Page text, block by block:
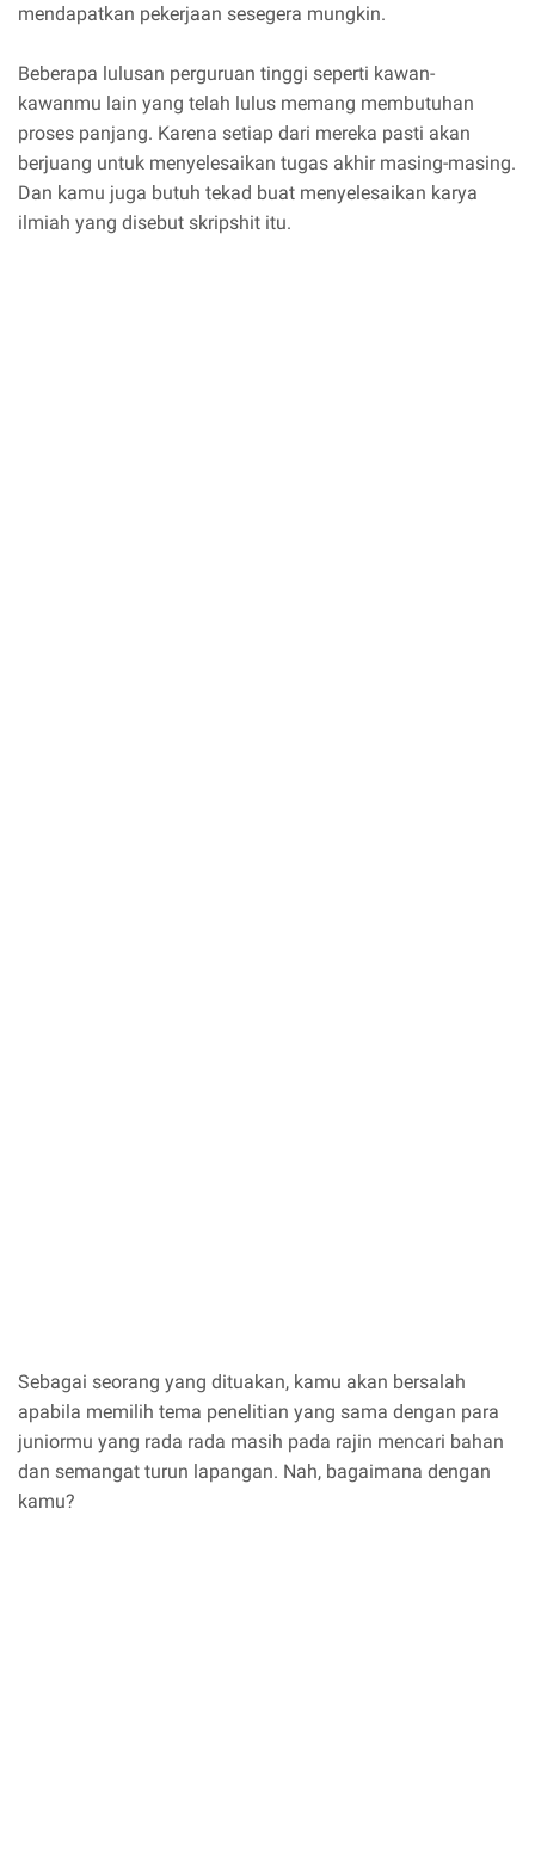
mendapatkan pekerjaan sesegera mungkin.
Beberapa lulusan perguruan tinggi seperti kawan-
kawanmu lain yang telah lulus memang membutuhan
proses panjang. Karena setiap dari mereka pasti akan
berjuang untuk menyelesaikan tugas akhir masing-masing.
Dan kamu juga butuh tekad buat menyelesaikan karya
ilmiah yang disebut skripshit itu.
Sebagai seorang yang dituakan, kamu akan bersalah
apabila memilih tema penelitian yang sama dengan para
juniormu yang rada rada masih pada rajin mencari bahan
dan semangat turun lapangan. Nah, bagaimana dengan
kamu?